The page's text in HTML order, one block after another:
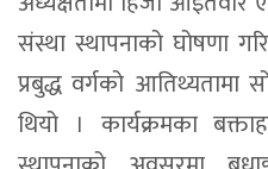
संस्था स्थापनाको घोषणा
प्रबुद्ध वर्गको आतिथ्यतामा
थियो । कार्यक्रमका